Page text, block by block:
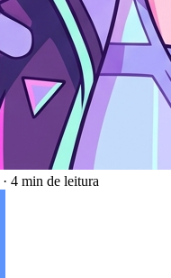
· 4 min de leitura